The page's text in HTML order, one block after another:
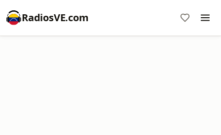
RadiosVE.com